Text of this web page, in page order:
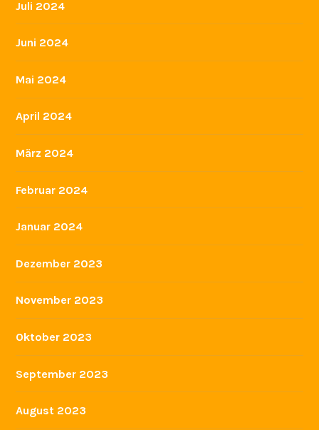
Juli 2024
Juni 2024
Mai 2024
April 2024
März 2024
Februar 2024
Januar 2024
Dezember 2023
November 2023
Oktober 2023
September 2023
August 2023